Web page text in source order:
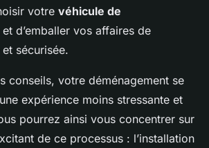
votre véhicule de
et d’emballer vos affaires de
sécurisée.
conseils, votre déménagement se
expérience moins stressante et
pourrez ainsi vous concentrer sur
de ce processus : l’installation